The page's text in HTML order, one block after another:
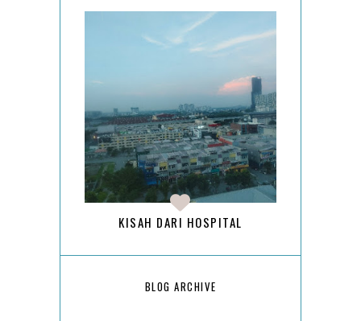
KISAH DARI HOSPITAL
BLOG ARCHIVE